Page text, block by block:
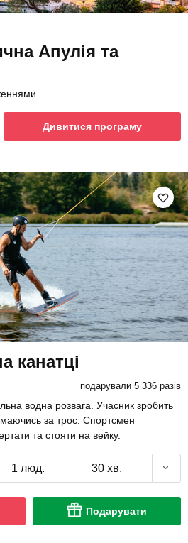
Апулія та
Дивитися програму
канатці
подарували 5 336 разів
водна розвага. Учасник зробить
за трос. Спортсмен
та стояти на вейку.
1 люд. 30 хв.
Подарувати